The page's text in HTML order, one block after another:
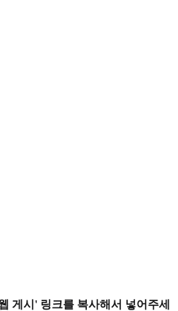
게시' 링크를 복사해서 넣어주세